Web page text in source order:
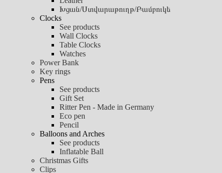
Խցան/Ստվարաթուղթ/Բամբուկե
Clocks
See products
Wall Clocks
Table Clocks
Watches
Power Bank
Key rings
Pens
See products
Gift Set
Ritter Pen - Made in Germany
Eco pen
Pencil
Balloons and Arches
See products
Inflatable Ball
Christmas Gifts
Clips